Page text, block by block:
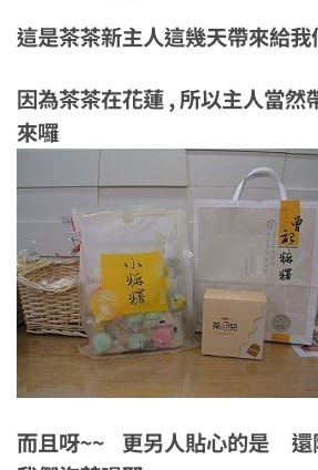
這是茶茶新主人這幾天帶來給
因為茶茶在花蓮 , 所以主人當然
來囉
而且呀~~ 更另人貼心的是